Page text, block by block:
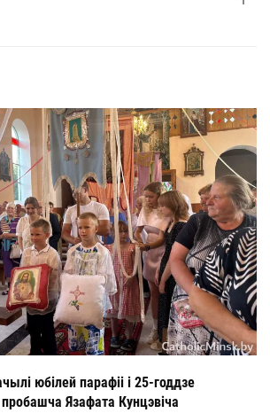
юбілей парафіі і 25-годдзе
Язафата Кунцэвіча